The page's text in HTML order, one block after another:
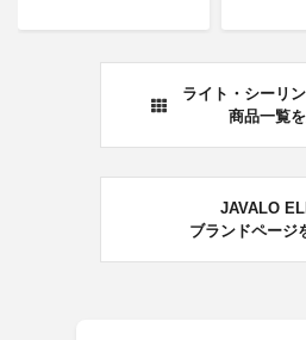
ライト・シーリ
商品一覧
JAVALO
ブランドページ